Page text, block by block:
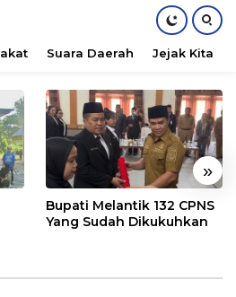
Suara Daerah Jejak Kita
»
Bupati Melantik 132 CPNS
Yang Sudah Dikukuhkan